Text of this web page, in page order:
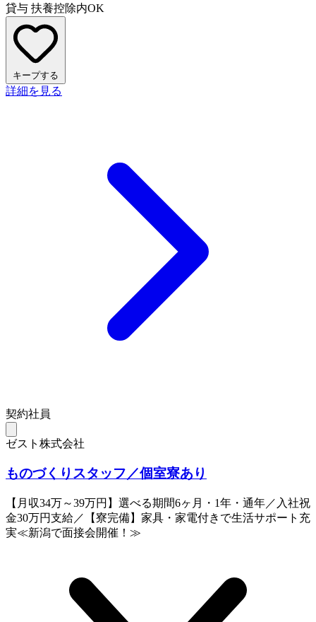
貸与 扶養控除内OK
キープする
詳細を見る
契約社員
ゼスト株式会社
ものづくりスタッフ／個室寮あり
【月収34万～39万円】選べる期間6ヶ月・1年・通年／入社祝
金30万円支給／【寮完備】家具・家電付きで生活サポート充
実≪新潟で面接会開催！≫